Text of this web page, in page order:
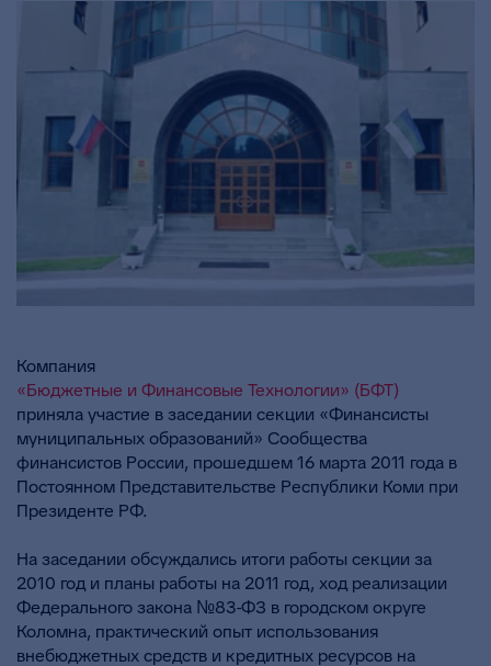
Компания
«Бюджетные и Финансовые Технологии» (БФТ)
приняла участие в заседании секции «Финансисты
муниципальных образований» Сообщества
финансистов России, прошедшем 16 марта 2011 года в
Постоянном Представительстве Республики Коми при
Президенте РФ.
На заседании обсуждались итоги работы секции за
2010 год и планы работы на 2011 год, ход реализации
Федерального закона №83-ФЗ в городском округе
Коломна, практический опыт использования
внебюджетных средств и кредитных ресурсов на